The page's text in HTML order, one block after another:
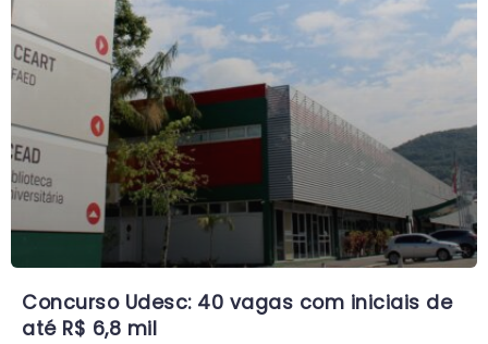
Concurso Udesc: 40 vagas com iniciais de
até R$ 6,8 mil